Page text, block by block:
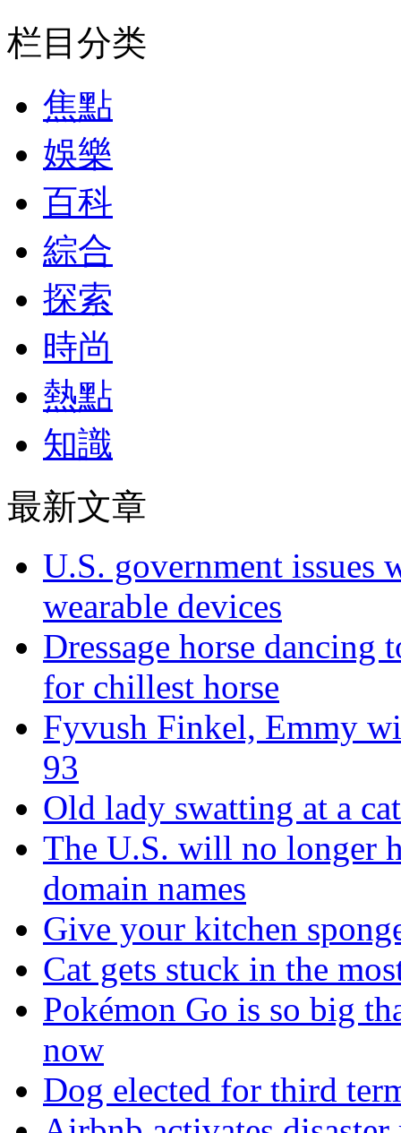
栏目分类
焦點
娛樂
百科
綜合
探索
時尚
熱點
知識
最新文章
U.S. government issues
wearable devices
Dressage horse dancing
for chillest horse
Fyvush Finkel, Emmy
93
Old lady swatting at a
The U.S. will no longer
domain names
Give your kitchen
Cat gets stuck in the
Pokémon Go is so big
now
Dog elected for third